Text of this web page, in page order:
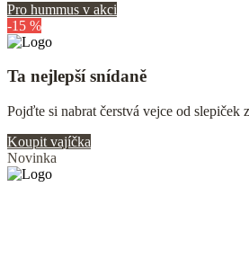
Pro hummus v akci
-15 %
Ta nejlepší snídaně
Pojďte si nabrat čerstvá vejce od slepiček
Koupit vajíčka
Novinka